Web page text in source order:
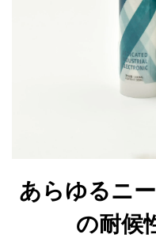
あらゆるニ
の耐候